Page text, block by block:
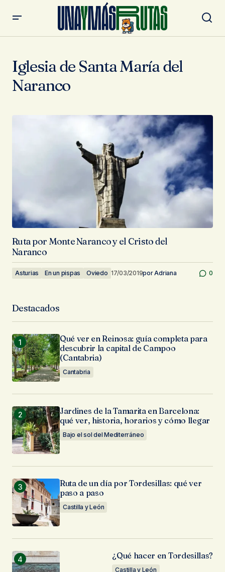
Iglesia de Santa María del
Naranco
Ruta por Monte Naranco y el Cristo del
Naranco
Asturias En un pispas Oviedo 17/03/2019porAdriana 0
Destacados
Qué ver en Reinosa: guía completa para
descubrir la capital de Campoo
(Cantabria)
Cantabria
Jardines de la Tamarita en Barcelona:
qué ver, historia, horarios y cómo llegar
Bajo el sol del Mediterráneo
Ruta de un día por Tordesillas: qué ver
paso a paso
Castilla y León
¿Qué hacer en Tordesillas?
Castilla y León